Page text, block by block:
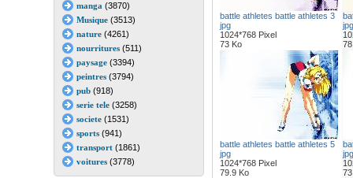
manga (3870)
Musique(3513)
nature(4261)
nourritures(511)
paysage(3394)
peintres(3794)
pub(918)
serie tele(3258)
societe(1531)
sports(941)
transport(1861)
voitures(3778)
battle athletes battle athletes 3
jpg
1024*768 Pixel
73 Ko
jpg
battle athletes battle athletes 5
jpg
1024*768 Pixel
79.9 Ko
jpg